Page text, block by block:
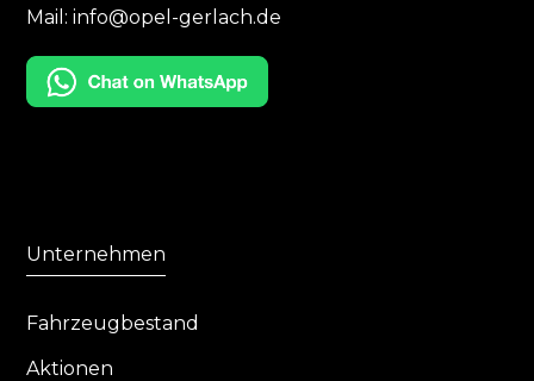
Mail: info@opel-gerlach.de
Unternehmen
Fahrzeugbestand
Aktionen